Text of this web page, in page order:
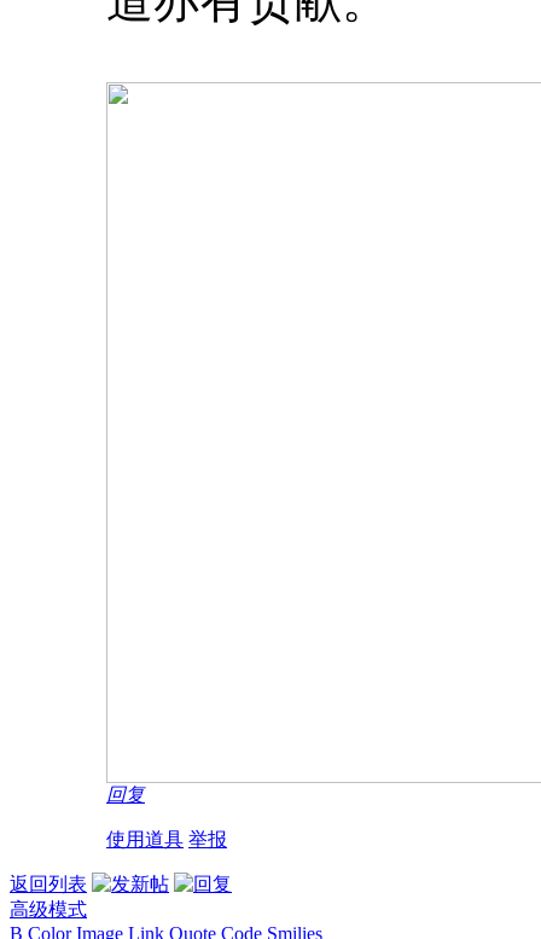
回复
使用道具 举报
返回列表
高级模式
B Color Image Link Quote Code Smilies